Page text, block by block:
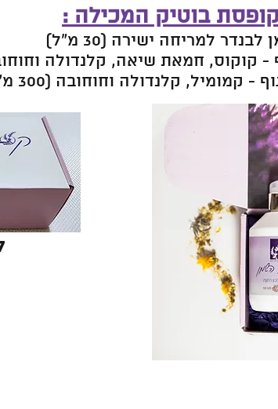
קופסת בוטיק המכילה :
לבנדר למריחה ישירה (30 מ"ל)
חמאת שיאה, קלנדולה וחוחובה
- קמומיל, קלנדולה וחוחובה (300 מ"ל)